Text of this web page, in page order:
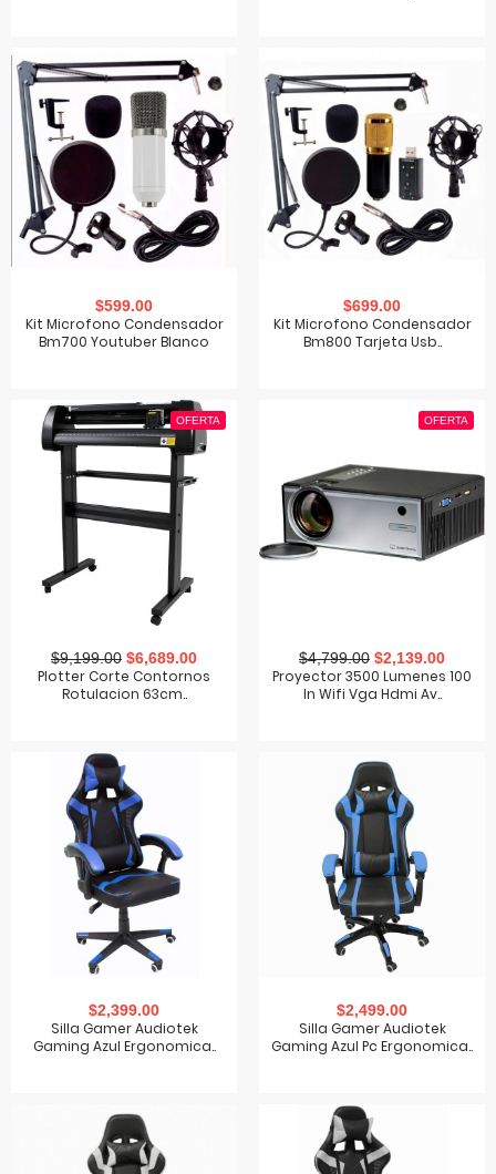
$599.00
Kit Microfono Condensador
Bm700 Youtuber Blanco
$699.00
Kit Microfono Condensador
Bm800 Tarjeta Usb..
OFERTA
$9,199.00 $6,689.00
Plotter Corte Contornos
Rotulacion 63cm..
OFERTA
$4,799.00 $2,139.00
Proyector 3500 Lumenes 100
In Wifi Vga Hdmi Av..
$2,399.00
Silla Gamer Audiotek
Gaming Azul Ergonomica..
$2,499.00
Silla Gamer Audiotek
Gaming Azul Pc Ergonomica..